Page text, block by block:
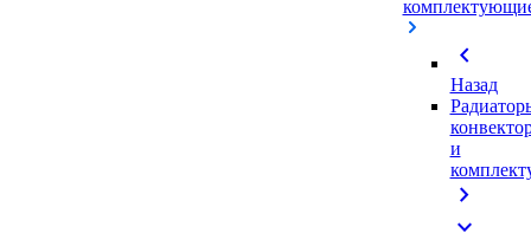
chevron_left
Назад
и
chevron_right
expand_more